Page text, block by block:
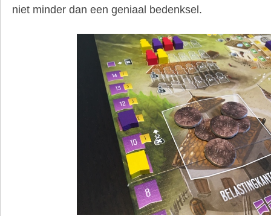
niet minder dan een geniaal bedenksel.